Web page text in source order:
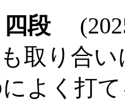
四段
も取り合
よく打